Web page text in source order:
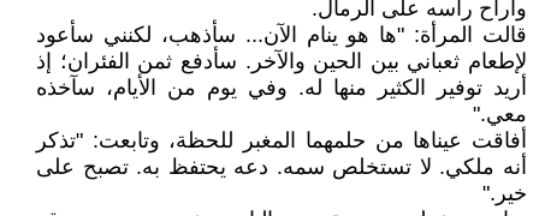
وأراح رأسه على الرمال.
قالت المرأة: "ها هو ينام الآن... سأذهب، لكنني سأعود
لإطعام ثعباني بين الحين والآخر. سأدفع ثمن الفئران؛ إذ
أريد توفير الكثير منها له. وفي يوم من الأيام، سآخذه
معي."
أفاقت عيناها من حلمهما المغبر للحظة، وتابعت: "تذكر
أنه ملكي. لا تستخلص سمه. دعه يحتفظ به. تصبح على
خير."